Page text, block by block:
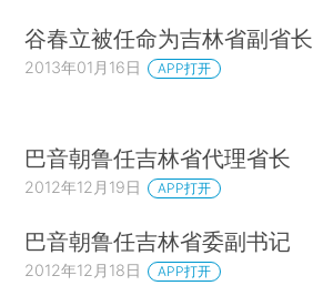
谷春立被任命为吉林省副省长
2013年01月16日 APP打开
巴音朝鲁任吉林省代理省长
2012年12月19日 APP打开
巴音朝鲁任吉林省委副书记
2012年12月18日 APP打开